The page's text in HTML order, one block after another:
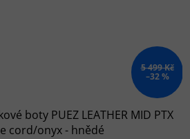
5 499 Kč
–32 %
boty PUEZ LEATHER MID PTX
cord/onyx - hnědé